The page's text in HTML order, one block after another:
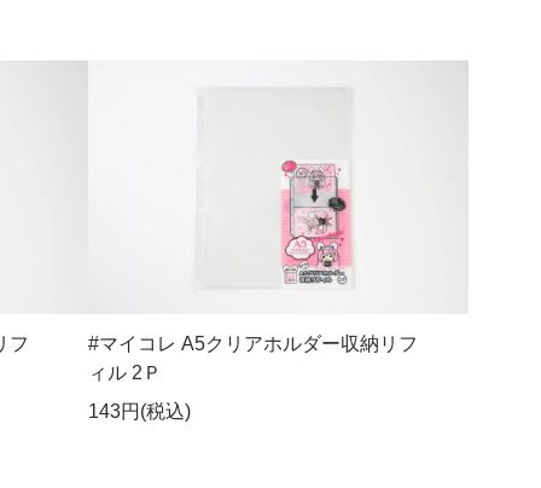
フ
#マイコレ A5クリアホルダー収納リフ
ィル 2Ｐ
143円(税込)